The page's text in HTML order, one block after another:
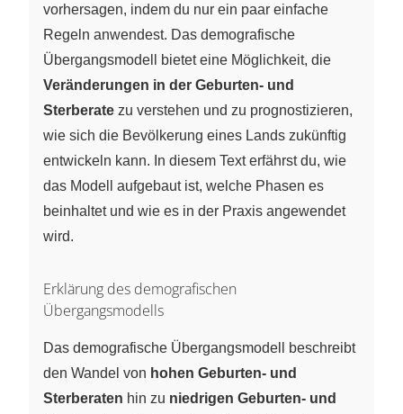
vorhersagen, indem du nur ein paar einfache
Regeln anwendest. Das demografische
Übergangsmodell bietet eine Möglichkeit, die
Veränderungen in der Geburten- und
Sterberate zu verstehen und zu prognostizieren,
wie sich die Bevölkerung eines Lands zukünftig
entwickeln kann. In diesem Text erfährst du, wie
das Modell aufgebaut ist, welche Phasen es
beinhaltet und wie es in der Praxis angewendet
wird.
Erklärung des demografischen
Übergangsmodells
Das demografische Übergangsmodell beschreibt
den Wandel von hohen Geburten- und
Sterberaten hin zu niedrigen Geburten- und